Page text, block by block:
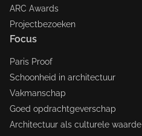
ARC Awards
Projectbezoeken
Focus
Paris Proof
Schoonheid in architectuur
Vakmanschap
Goed opdrachtgeverschap
Architectuur als culturele waarde